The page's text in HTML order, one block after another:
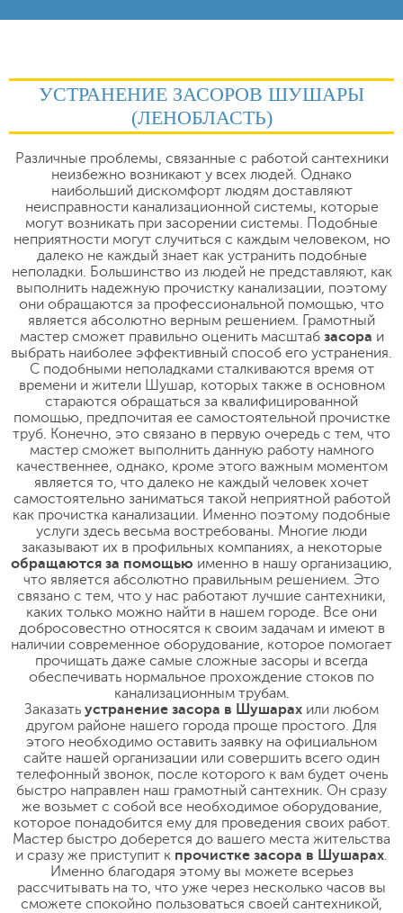
УСТРАНЕНИЕ ЗАСОРОВ ШУШАРЫ
(ЛЕНОБЛАСТЬ)
Различные проблемы, связанные с работой сантехники
неизбежно возникают у всех людей. Однако
наибольший дискомфорт людям доставляют
неисправности канализационной системы, которые
могут возникать при засорении системы. Подобные
неприятности могут случиться с каждым человеком, но
далеко не каждый знает как устранить подобные
неполадки. Большинство из людей не представляют, как
выполнить надежную прочистку канализации, поэтому
они обращаются за профессиональной помощью, что
является абсолютно верным решением. Грамотный
мастер сможет правильно оценить масштаб засора и
выбрать наиболее эффективный способ его устранения.
С подобными неполадками сталкиваются время от
времени и жители Шушар, которых также в основном
стараются обращаться за квалифицированной
помощью, предпочитая ее самостоятельной прочистке
труб. Конечно, это связано в первую очередь с тем, что
мастер сможет выполнить данную работу намного
качественнее, однако, кроме этого важным моментом
является то, что далеко не каждый человек хочет
самостоятельно заниматься такой неприятной работой
как прочистка канализации. Именно поэтому подобные
услуги здесь весьма востребованы. Многие люди
заказывают их в профильных компаниях, а некоторые
обращаются за помощью именно в нашу организацию,
что является абсолютно правильным решением. Это
связано с тем, что у нас работают лучшие сантехники,
каких только можно найти в нашем городе. Все они
добросовестно относятся к своим задачам и имеют в
наличии современное оборудование, которое помогает
прочищать даже самые сложные засоры и всегда
обеспечивать нормальное прохождение стоков по
канализационным трубам.
Заказать устранение засора в Шушарах или любом
другом районе нашего города проще простого. Для
этого необходимо оставить заявку на официальном
сайте нашей организации или совершить всего один
телефонный звонок, после которого к вам будет очень
быстро направлен наш грамотный сантехник. Он сразу
же возьмет с собой все необходимое оборудование,
которое понадобится ему для проведения своих работ.
Мастер быстро доберется до вашего места жительства
и сразу же приступит к прочистке засора в Шушарах.
Именно благодаря этому вы можете всерьез
рассчитывать на то, что уже через несколько часов вы
сможете спокойно пользоваться своей сантехникой,